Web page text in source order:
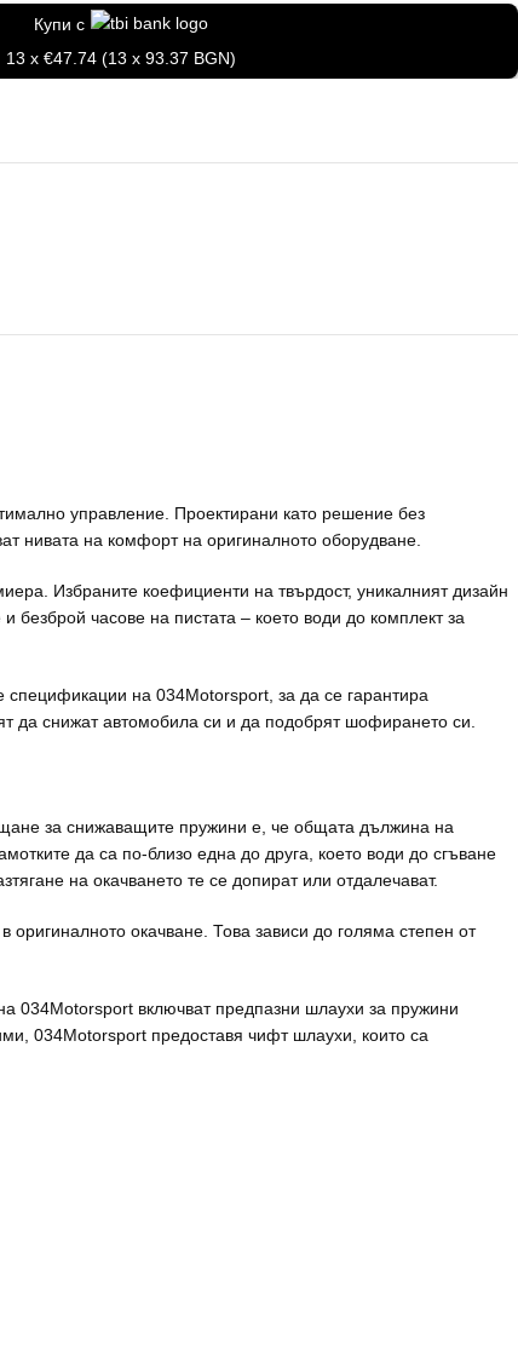
Купи с
13 x €47.74 (13 x 93.37 BGN)
управление. Проектирани като решение без
нивата на комфорт на оригиналното оборудване.
Избраните коефициенти на твърдост, уникалният дизайн
часове на пистата – което води до комплект за
на 034Motorsport, за да се гарантира
да снижат автомобила си и да подобрят шофирането си.
за снижаващите пружини е, че общата дължина на
да са по-близо една до друга, което води до сгъване
на окачването те се допират или отдалечават.
окачване. Това зависи до голяма степен от
034Motorsport включват предпазни шлаухи за пружини
034Motorsport предоставя чифт шлаухи, които са